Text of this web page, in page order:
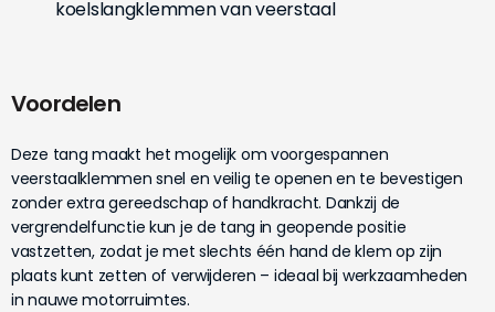
koelslangklemmen van veerstaal
Voordelen
Deze tang maakt het mogelijk om voorgespannen
veerstaalklemmen snel en veilig te openen en te bevestigen
zonder extra gereedschap of handkracht. Dankzij de
vergrendelfunctie kun je de tang in geopende positie
vastzetten, zodat je met slechts één hand de klem op zijn
plaats kunt zetten of verwijderen – ideaal bij werkzaamheden
in nauwe motorruimtes.